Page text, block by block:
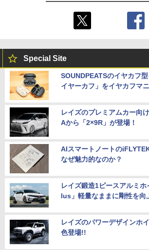
Special Site
SOUNDPEATSのイヤカフ
イヤーカフ」をイヤカフマ
レイズのプレミアムカー向
Aから「2×9R」が登場！
AIスマートノートの
なぜ魅力的なのか？
レイズ鍛造1ピースアルミ
lus」軽量なままに剛性を向
レイズのパワーデザインホ
色登場!!